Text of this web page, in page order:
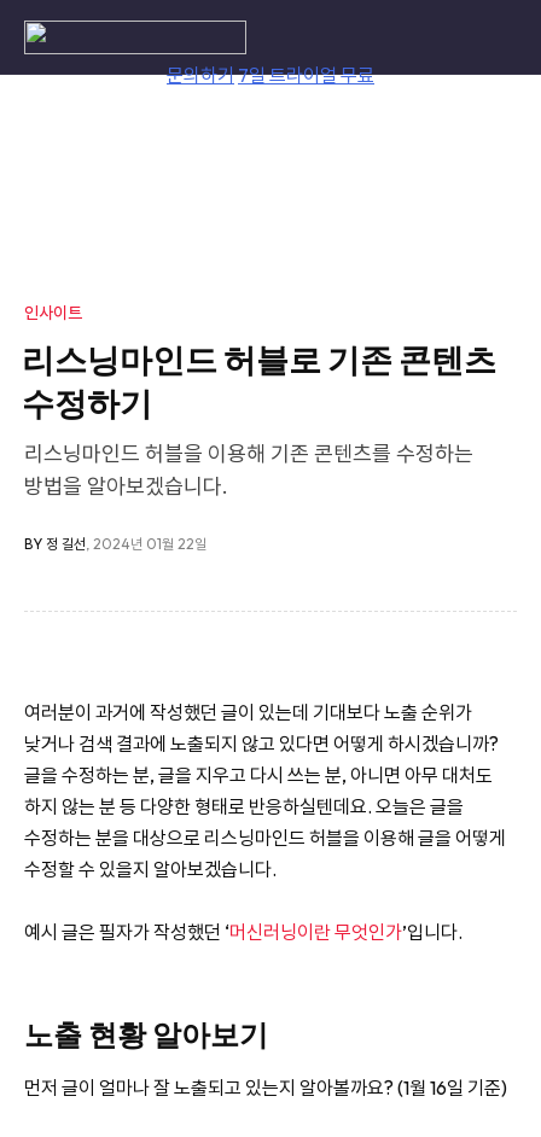
content
문의하기7일 트라이얼 무료
인사이트
리스닝마인드 허블로 기존 콘텐츠
수정하기
리스닝마인드 허블을 이용해 기존 콘텐츠를 수정하는
방법을 알아보겠습니다.
BY 정 길선, 2024년 01월 22일
여러분이 과거에 작성했던 글이 있는데 기대보다 노출 순위가
낮거나 검색 결과에 노출되지 않고 있다면 어떻게 하시겠습니까?
글을 수정하는 분, 글을 지우고 다시 쓰는 분, 아니면 아무 대처도
하지 않는 분 등 다양한 형태로 반응하실텐데요. 오늘은 글을
수정하는 분을 대상으로 리스닝마인드 허블을 이용해 글을 어떻게
수정할 수 있을지 알아보겠습니다.
예시 글은 필자가 작성했던 ‘머신러닝이란 무엇인가’입니다.
노출 현황 알아보기
먼저 글이 얼마나 잘 노출되고 있는지 알아볼까요? (1월 16일 기준)